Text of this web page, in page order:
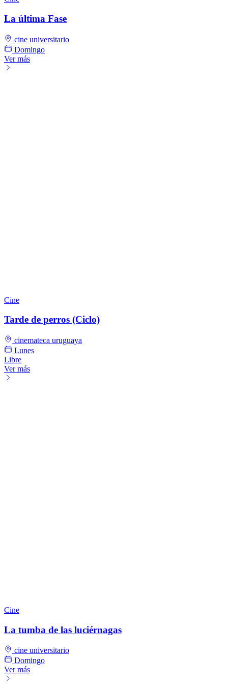
La última Fase
cine universitario
Domingo
Ver más
Cine
Tarde de perros (Ciclo)
cinemateca uruguaya
Lunes
Libre
Ver más
Cine
La tumba de las luciérnagas
cine universitario
Domingo
Ver más